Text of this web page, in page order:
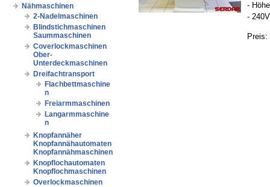
Nähmaschinen
2-Nadelmaschinen
Blindstichmaschinen
Saummaschinen
Coverlockmaschinen
Ober-
Unterdeckmaschinen
Dreifachtransport
Flachbettmaschine
n
Freiarmmaschinen
Langarmmaschine
n
Knopfannäher
Knopfannähautomaten
Knopfannähmaschinen
Knopflochautomaten
Knopflochmaschinen
Overlockmaschinen
-
-
Preis: